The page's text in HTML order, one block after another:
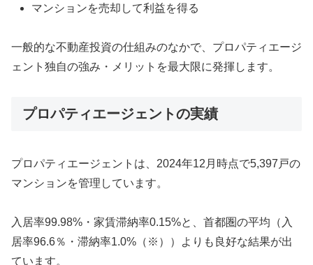
マンションを売却して利益を得る
一般的な不動産投資の仕組みのなかで、プロパティエージ
ェント独自の強み・メリットを最大限に発揮します。
プロパティエージェントの実績
プロパティエージェントは、2024年12月時点で5,397戸の
マンションを管理しています。
入居率99.98%・家賃滞納率0.15%と、首都圏の平均（入
居率96.6％・滞納率1.0%（※））よりも良好な結果が出
ています。